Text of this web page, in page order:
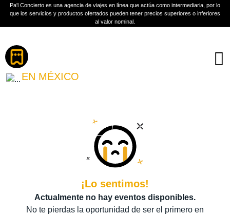
Pa'l Concierto es una agencia de viajes en línea que actúa como intermediaria, por lo
que los servicios y productos ofertados pueden tener precios superiores o inferiores
al valor nominal.
ATEEZ
EN MÉXICO
Más información
¡Lo sentimos!
Actualmente no hay eventos disponibles.
No te pierdas la oportunidad de ser el primero en